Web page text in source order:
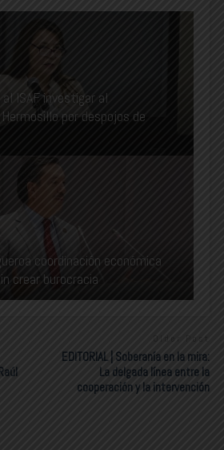
ISAF investigar al
por despojos de
coordinación económica
crear burocracia
Older Post
EDITORIAL | Soberanía en la mira:
La delgada línea entre la
cooperación y la intervención